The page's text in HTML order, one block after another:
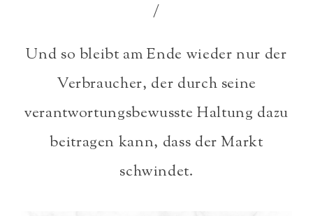
/
Und so bleibt am Ende wieder nur der
Verbraucher, der durch seine
verantwortungsbewusste Haltung dazu
beitragen kann, dass der Markt
schwindet.